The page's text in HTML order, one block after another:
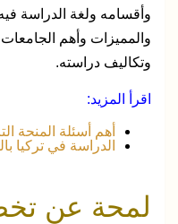
وأقسامه ولغة الدراسة
والمميزات وأهم
وتكاليف دراسته.
اقرأ المزيد:
أهم أسئلة المنحة
الدراسة في تركيا
لمحة عن